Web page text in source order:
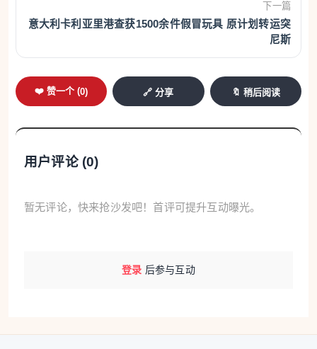
这一规定也是意大利税法中少数实行举证责任倒置的
下一篇
意大利卡利亚里港查获1500余件假冒玩具 原计划转运突
尼斯
❤️ 赞一个 (0) 🔗 分享 🔖 稍后阅读
用户评论 (0)
暂无评论，快来抢沙发吧！首评可提升互动曝光。
登录 后参与互动